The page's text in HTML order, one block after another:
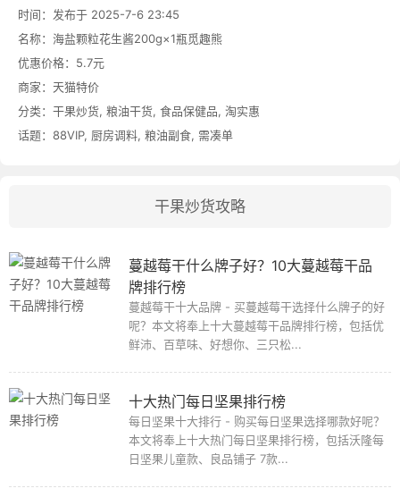
时间：发布于 2025-7-6 23:45
名称： 海盐颗粒花生酱200g×1瓶觅趣熊
优惠价格： 5.7元
商家： 天猫特价
分类： 干果炒货, 粮油干货, 食品保健品, 淘实惠
话题： 88VIP, 厨房调料, 粮油副食, 需凑单
干果炒货攻略
蔓越莓干什么牌子好？10大蔓越莓干品
牌排行榜
蔓越莓干十大品牌 - 买蔓越莓干选择什么牌子的好
呢？本文将奉上十大蔓越莓干品牌排行榜，包括优
鲜沛、百草味、好想你、三只松...
十大热门每日坚果排行榜
每日坚果十大排行 - 购买每日坚果选择哪款好呢？
本文将奉上十大热门每日坚果排行榜，包括沃隆每
日坚果儿童款、良品铺子 7款...